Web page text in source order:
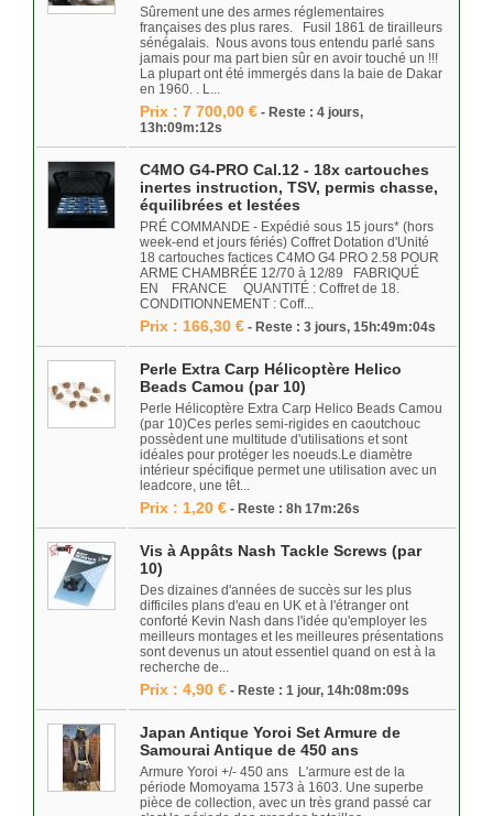
Sûrement une des armes réglementaires
françaises des plus rares. Fusil 1861 de tirailleurs
sénégalais. Nous avons tous entendu parlé sans
jamais pour ma part bien sûr en avoir touché un !!!
La plupart ont été immergés dans la baie de Dakar
en 1960. . L...
Prix : 7 700,00 € - Reste : 4 jours,
13h:09m:12s
C4MO G4-PRO Cal.12 - 18x cartouches
inertes instruction, TSV, permis chasse,
équilibrées et lestées
PRÉ COMMANDE - Expédié sous 15 jours* (hors
week-end et jours fériés) Coffret Dotation d'Unité
18 cartouches factices C4MO G4 PRO 2.58 POUR
ARME CHAMBRÉE 12/70 à 12/89 FABRIQUÉ
EN FRANCE QUANTITÉ : Coffret de 18.
CONDITIONNEMENT : Coff...
Prix : 166,30 € - Reste : 3 jours, 15h:49m:04s
Perle Extra Carp Hélicoptère Helico
Beads Camou (par 10)
Perle Hélicoptère Extra Carp Helico Beads Camou
(par 10)Ces perles semi-rigides en caoutchouc
possèdent une multitude d'utilisations et sont
idéales pour protéger les noeuds.Le diamètre
intérieur spécifique permet une utilisation avec un
leadcore, une têt...
Prix : 1,20 € - Reste : 8h 17m:26s
Vis à Appâts Nash Tackle Screws (par
10)
Des dizaines d'années de succès sur les plus
difficiles plans d'eau en UK et à l'étranger ont
conforté Kevin Nash dans l'idée qu'employer les
meilleurs montages et les meilleures présentations
sont devenus un atout essentiel quand on est à la
recherche de...
Prix : 4,90 € - Reste : 1 jour, 14h:08m:09s
Japan Antique Yoroi Set Armure de
Samourai Antique de 450 ans
Armure Yoroi +/- 450 ans L'armure est de la
période Momoyama 1573 à 1603. Une superbe
pièce de collection, avec un très grand passé car